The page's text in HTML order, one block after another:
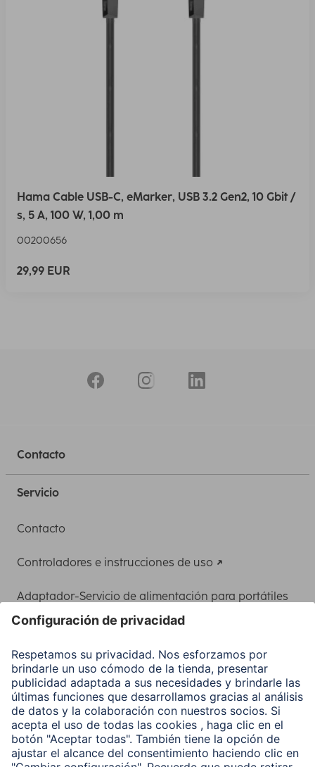
Hama Cable USB-C, eMarker, USB 3.2 Gen2, 10 Gbit /
s, 5 A, 100 W, 1,00 m
00200656
29,99 EUR
Contacto
Servicio
Contacto
Controladores e instrucciones de uso
Adaptador-Servicio de alimentación para portátiles
Clientes online
Conviértete en distribuidor
Compañía